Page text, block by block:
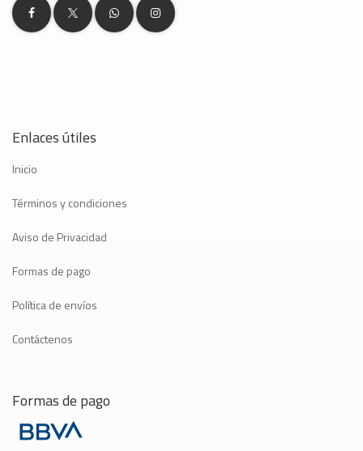
Enlaces útiles
Inicio
Términos y condiciones
Aviso de Privacidad
Formas de pago
Política de envíos
Contáctenos
Formas de pago